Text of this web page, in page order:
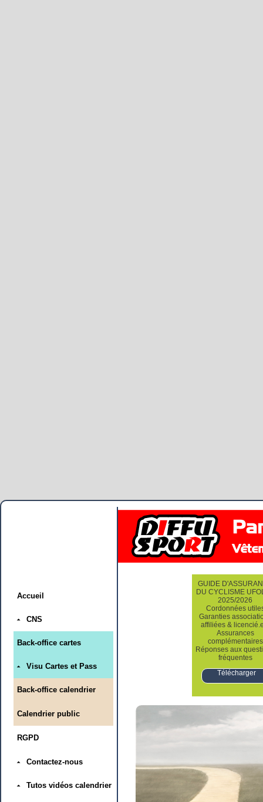
Accueil
CNS
Back-office cartes
Visu Cartes et Pass
Back-office calendrier
Calendrier public
RGPD
Contactez-nous
Tutos vidéos calendrier
GUIDE
DU CYCLISME
2025/2026
Cordonnées
Garanties
affiliées &
Assurances
complémentaires
Réponses aux
fréquentes
Télécharger